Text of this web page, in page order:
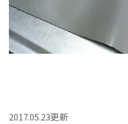
2017.05.23更新